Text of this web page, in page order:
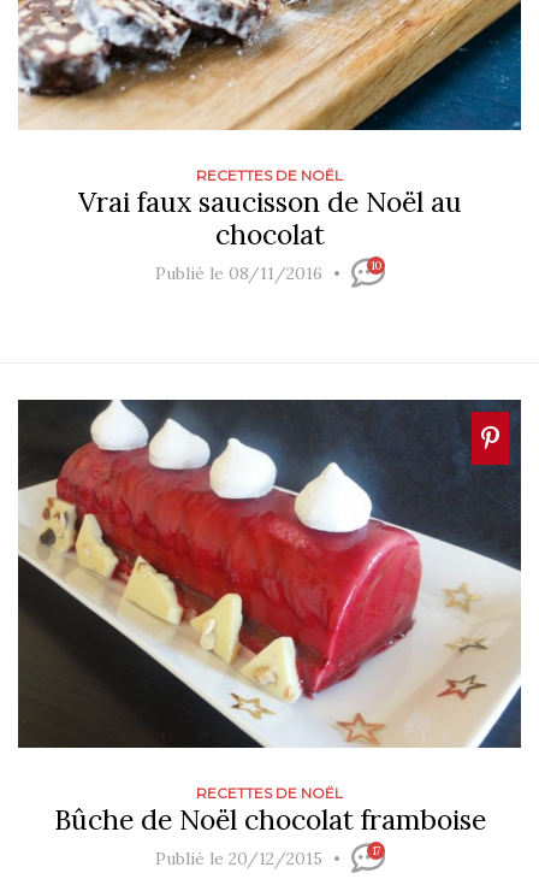
RECETTES DE NOËL
Vrai faux saucisson de Noël au
chocolat
Publié le 08/11/2016 10
RECETTES DE NOËL
Bûche de Noël chocolat framboise
Publié le 20/12/2015 17